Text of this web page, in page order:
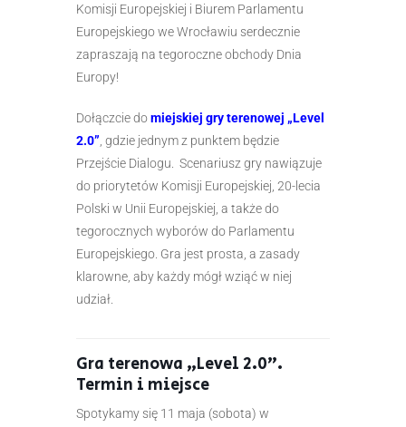
Komisji Europejskiej i Biurem Parlamentu
Europejskiego we Wrocławiu serdecznie
zapraszają na tegoroczne obchody Dnia
Europy!
Dołączcie domiejskiej gry terenowej „Level
2.0” , gdzie jednym z punktem będzie
Przejście Dialogu. Scenariusz gry nawiązuje
do priorytetów Komisji Europejskiej, 20-lecia
Polski w Unii Europejskiej, a także do
tegorocznych wyborów do Parlamentu
Europejskiego. Gra jest prosta, a zasady
klarowne, aby każdy mógł wziąć w niej
udział.
Gra terenowa „Level 2.0”.
Termin i miejsce
Spotykamy się 11 maja (sobota) w